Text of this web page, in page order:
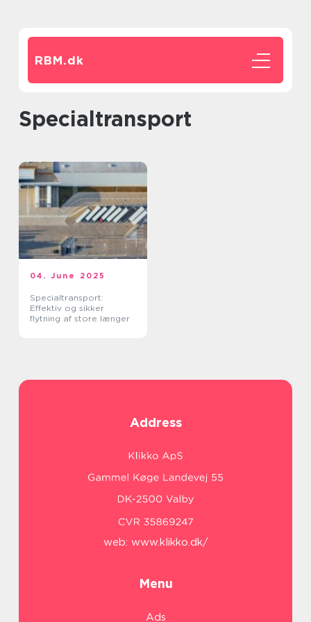
RBM.dk
specialtransport
04. June 2025
Specialtransport:
Effektiv og sikker
flytning af store længer
Address
web: www.klikko.dk/
Menu
Ads